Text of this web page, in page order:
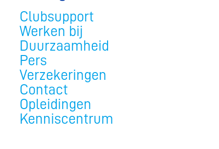
Clubsupport
Werken bij
Duurzaamheid
Pers
Verzekeringen
Contact
Opleidingen
Kenniscentrum